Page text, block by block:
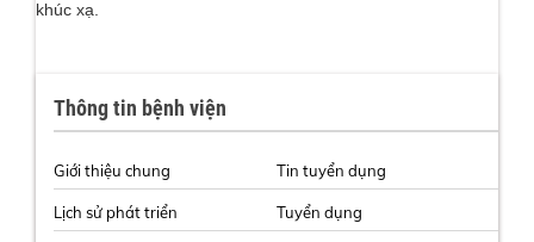
khúc xạ.
Thông tin bệnh viện
Giới thiệu chung
Lịch sử phát triển
Tin tuyển dụng
Tuyển dụng